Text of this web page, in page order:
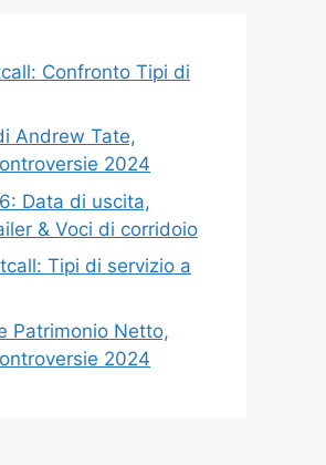
Confronto Tipi di
Andrew Tate,
2024
Data di uscita,
& Voci di corridoio
Tipi di servizio a
Patrimonio Netto,
2024